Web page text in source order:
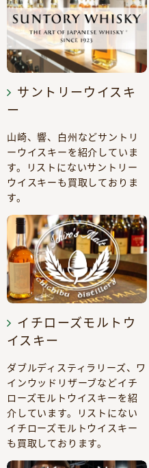
サントリーウイスキ
ー
山崎、響、白州などサントリ
ーウイスキーを紹介していま
す。リストにないサントリー
ウイスキーも買取しておりま
す。
イチローズモルトウ
イスキー
ダブルディスティラリーズ、ワ
インウッドリザーブなどイチ
ローズモルトウイスキーを紹
介しています。リストにない
イチローズモルトウイスキー
も買取しております。